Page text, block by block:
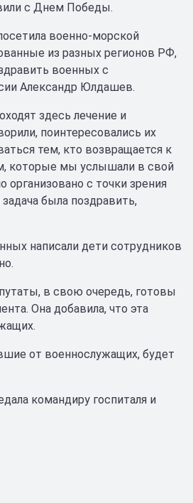
с Днем Победы.
военно-морской
из разных регионов РФ,
военных с
Александр Юлдашев.
здесь лечение и
поинтересовались их
тем, кто возвращается к
которые мы услышали в свой
организовано с точки зрения
была поздравить,
написали дети сотрудников
в свою очередь, готовы
Она добавила, что эта
от военнослужащих, будет
командиру госпиталя и